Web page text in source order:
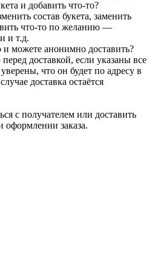
и добавить что-то?
состав букета, заменить
что-то по желанию —
и т.д.
можете анонимно доставить?
доставкой, если указаны все
что он будет по адресу в
доставка остаётся
с получателем или доставить
оформлении заказа.